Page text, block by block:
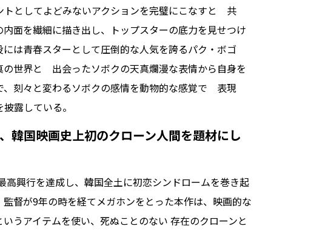
トとしてよどみないアクションを完璧にこなすと 共
面を繊細に描き出し、トップスターの底力を見せつけ
は青春スターとして圧倒的な人気を誇るパク・ボゴ
の世界と 出会ったソボクの天真爛漫な表情から自身を
、刻々と変わるソボクの感情を動物的な感覚で 表現
露している。
韓国映画史上初のクローン人間を題材にし
高興行を達成し、韓国全土に初恋シンドロームを巻き起
督が9年の時を経てメガホンをとった本作は、映画的な
うアイテムを使い、死ぬことのない 存在のクローンと